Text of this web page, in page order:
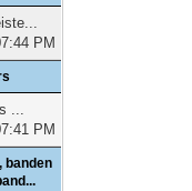
PM
...
PM
banden